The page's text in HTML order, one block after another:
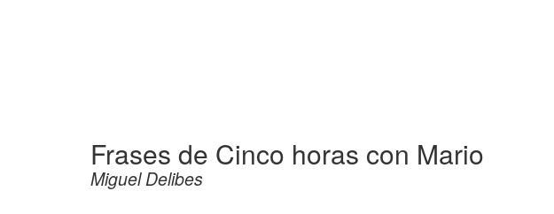
Frases de Cinco horas con Mario
Miguel Delibes